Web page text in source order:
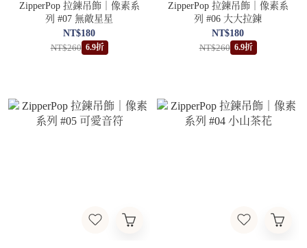
ZipperPop 拉鍊吊飾｜像素系
列 #07 無敵星星
NT$180
NT$260 6.9折
ZipperPop 拉鍊吊飾｜像素系
列 #06 大大拉鍊
NT$180
NT$260 6.9折